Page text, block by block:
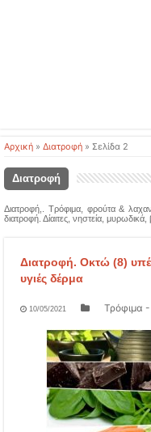
Αρχική » Διατροφή » Σελίδα 2
Διατροφή
Διατροφή,. Τρόφιμα, φρούτα &
διατροφή. Δίαιτες, νηστεία,
Διατροφή. Οκτώ (8)
υγιές δέρμα
10/05/2021 Τρόφιμα